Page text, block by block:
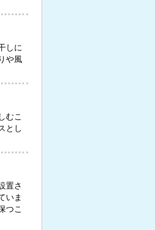
しに
や風
むこ
とし
置さ
いま
つこ